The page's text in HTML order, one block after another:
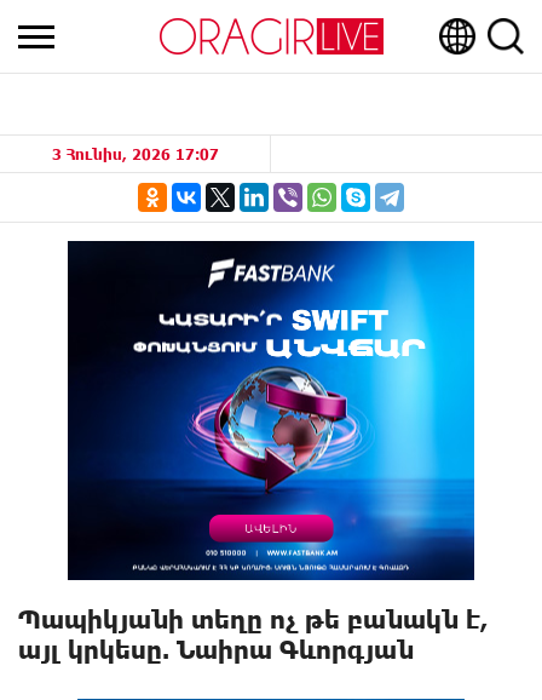
3 Հունիս, 2026 17:07
Պապիկյանի տեղը ոչ թե բանակն է,
այլ կրկեսը. Նաիրա Գևորգյան